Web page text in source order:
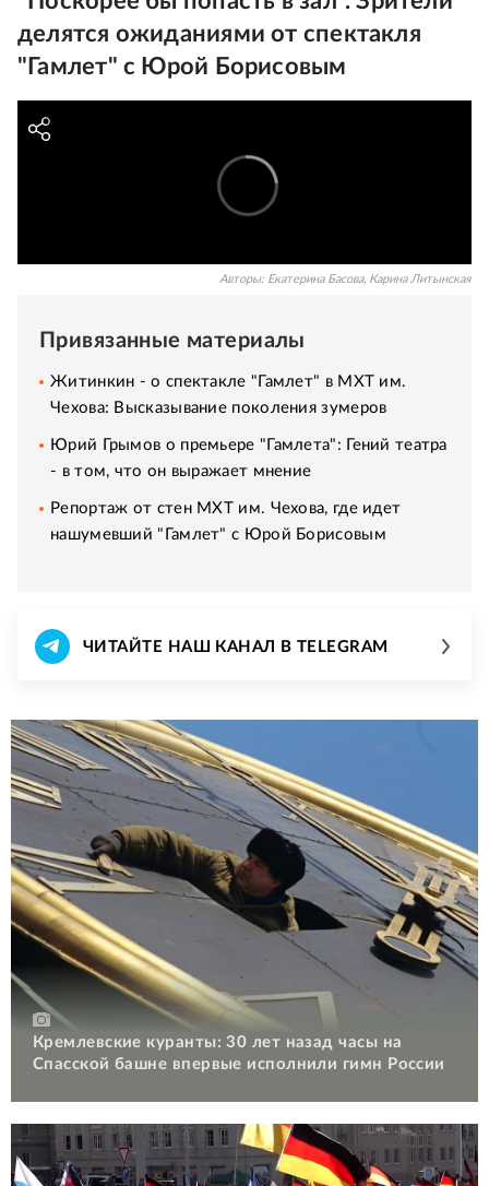
делятся ожиданиями от спектакля
"Гамлет" с Юрой Борисовым
Авторы: Екатерина Басова, Карина Литынская
Привязанные материалы
Житинкин - о спектакле "Гамлет" в МХТ им.
Чехова: Высказывание поколения зумеров
Юрий Грымов о премьере "Гамлета": Гений театра
- в том, что он выражает мнение
Репортаж от стен МХТ им. Чехова, где идет
нашумевший "Гамлет" с Юрой Борисовым
ЧИТАЙТЕ НАШ КАНАЛ В TELEGRAM
Кремлевские куранты: 30 лет назад часы на
Спасской башне впервые исполнили гимн России